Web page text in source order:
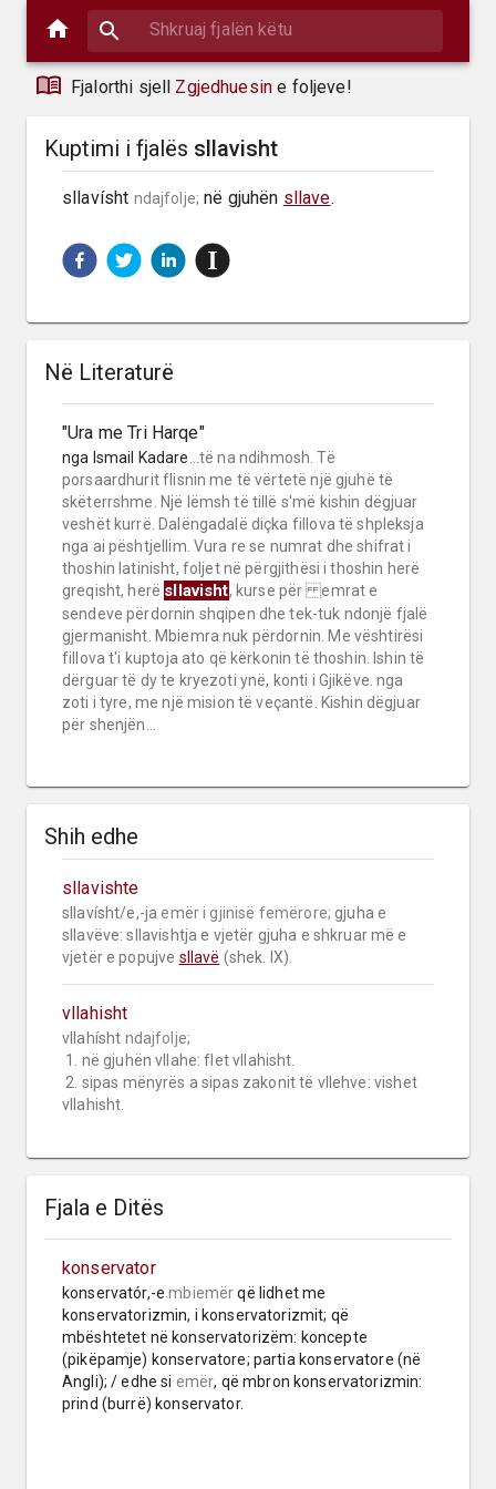
Fjalorthi sjell Zgjedhuesin e foljeve!
Kuptimi i fjalës sllavisht
sllavísht ndajfolje; në gjuhën sllave.
Në Literaturë
"Ura me Tri Harqe"
nga Ismail Kadare ...të na ndihmosh. Të
porsaardhurit flisnin me të vërtetë një gjuhë të
skëterrshme. Një lëmsh të tillë s'më kishin dëgjuar
veshët kurrë. Dalëngadalë diçka fillova të shpleksja
nga ai pështjellim. Vura re se numrat dhe shifrat i
thoshin latinisht, foljet në përgjithësi i thoshin herë
greqisht, herë sllavisht, kurse për emrat e
sendeve përdornin shqipen dhe tek-tuk ndonjë fjalë
gjermanisht. Mbiemra nuk përdornin. Me vështirësi
fillova t'i kuptoja ato që kërkonin të thoshin. Ishin të
dërguar të dy te kryezoti ynë, konti i Gjikëve. nga
zoti i tyre, me një mision të veçantë. Kishin dëgjuar
për shenjën...
Shih edhe
sllavishte
sllavísht/e,-ja emër i gjinisë femërore; gjuha e
sllavëve: sllavishtja e vjetër gjuha e shkruar më e
vjetër e popujve sllavë (shek. IX).
vllahisht
vllahísht ndajfolje;
vllahisht.
Fjala e Ditës
konservator
konservatór,-e mbiemër që lidhet me
konservatorizmin, i konservatorizmit; që
mbështetet në konservatorizëm: koncepte
(pikëpamje) konservatore; partia konservatore (në
Angli); / edhe si emër, që mbron konservatorizmin:
prind (burrë) konservator.